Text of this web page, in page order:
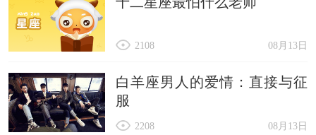
08月13日
2108
白羊座男人的爱情：直接与征
服
08月13日
2208